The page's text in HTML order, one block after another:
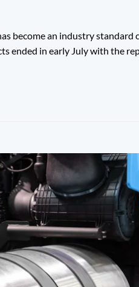
become an industry standard
ended in early July with the